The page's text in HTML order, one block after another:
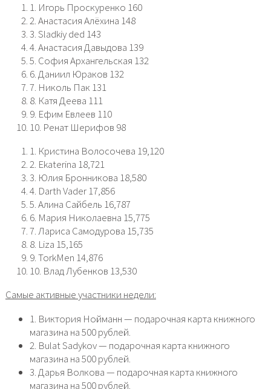
1. Игорь Проскуренко 160
2. Анастасия Алёхина 148
3. Sladkiy ded 143
4. Анастасия Давыдова 139
5. София Архангельская 132
6. Даниил Юраков 132
7. Николь Пак 131
8. Катя Деева 111
9. Ефим Евлеев 110
10. Ренат Шерифов 98
1. Кристина Волосочева 19,120
2. Ekaterina 18,721
3. Юлия Бронникова 18,580
4. Darth Vader 17,856
5. Алина Сайбель 16,787
6. Мария Николаевна 15,775
7. Лариса Самодурова 15,735
8. Liza 15,165
9. TorkMen 14,876
10. Влад Лубенков 13,530
Самые активные участники недели:
1. Виктория Нойманн — подарочная карта книжного
магазина на 500 рублей.
2. Bulat Sadykov — подарочная карта книжного
магазина на 500 рублей.
3. Дарья Волкова — подарочная карта книжного
магазина на 500 рублей.